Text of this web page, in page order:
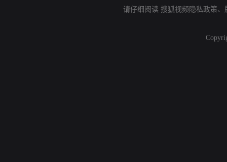
请仔细阅读 搜狐视频隐私政策、